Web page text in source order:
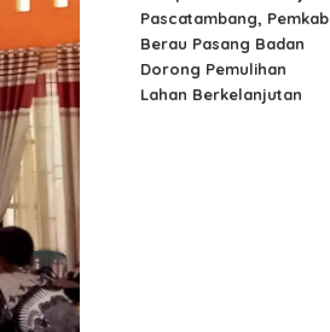
Pascatambang, Pemkab
Berau Pasang Badan
Dorong Pemulihan
Lahan Berkelanjutan